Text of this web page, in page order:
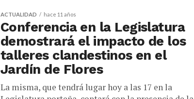
ACTUALIDAD hace 11 años
Conferencia en la Legislatura
demostrará el impacto de los
talleres clandestinos en el
Jardín de Flores
La misma, que tendrá lugar hoy a las 17 en la